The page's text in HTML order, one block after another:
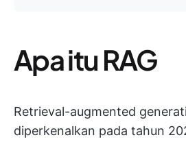
Apa itu RAG
Retrieval-augmented
diperkenalkan pada tahun